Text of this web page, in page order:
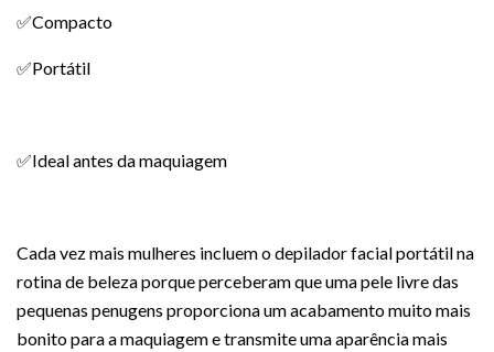
✅Compacto
✅Portátil
✅Ideal antes da maquiagem
Cada vez mais mulheres incluem o depilador facial portátil na
rotina de beleza porque perceberam que uma pele livre das
pequenas penugens proporciona um acabamento muito mais
bonito para a maquiagem e transmite uma aparência mais